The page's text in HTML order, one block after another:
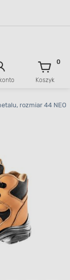
Koszyk
0
rozmiar 44 NEO